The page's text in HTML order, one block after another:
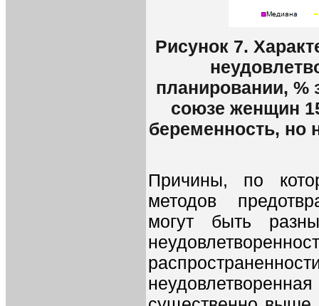
Рисунок 7.
планировании,
союзе женщин
беременность, но
Причины, по
методов
могут быть